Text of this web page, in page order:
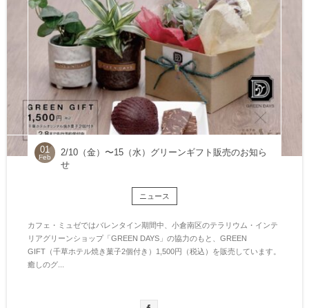
01
Feb
2/10（金）〜15（水）グリーンギフト販売のお知ら
せ
ニュース
カフェ・ミュゼではバレンタイン期間中、小倉南区のテラリウム・インテ
リアグリーンショップ「GREEN DAYS」の協力のもと、GREEN
GIFT（千草ホテル焼き菓子2個付き）1,500円（税込）を販売しています。
癒しのグ...